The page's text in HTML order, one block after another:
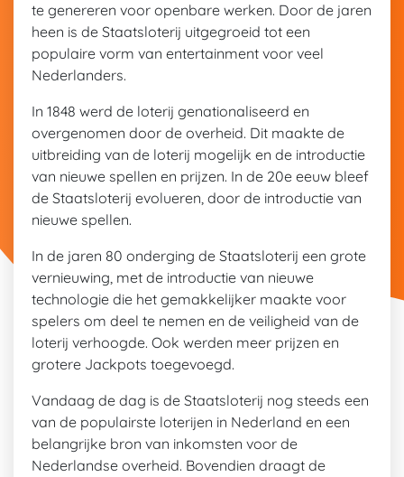
te genereren voor openbare werken. Door de jaren
heen is de Staatsloterij uitgegroeid tot een
populaire vorm van entertainment voor veel
Nederlanders.
In 1848 werd de loterij genationaliseerd en
overgenomen door de overheid. Dit maakte de
uitbreiding van de loterij mogelijk en de introductie
van nieuwe spellen en prijzen. In de 20e eeuw bleef
de Staatsloterij evolueren, door de introductie van
nieuwe spellen.
In de jaren 80 onderging de Staatsloterij een grote
vernieuwing, met de introductie van nieuwe
technologie die het gemakkelijker maakte voor
spelers om deel te nemen en de veiligheid van de
loterij verhoogde. Ook werden meer prijzen en
grotere Jackpots toegevoegd.
Vandaag de dag is de Staatsloterij nog steeds een
van de populairste loterijen in Nederland en een
belangrijke bron van inkomsten voor de
Nederlandse overheid. Bovendien draagt de